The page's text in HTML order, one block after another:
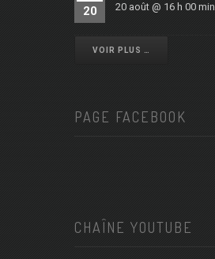
20 20 août @ 16 h 00 min
VOIR PLUS …
PAGE FACEBOOK
CHAÎNE YOUTUBE